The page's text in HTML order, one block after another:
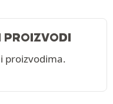
PROIZVODI
proizvodima.